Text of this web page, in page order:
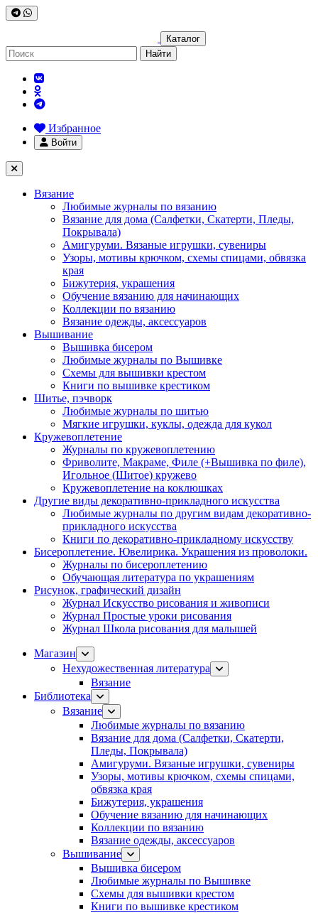
Каталог
Найти
Избранное
Войти
Вязание
Любимые журналы по вязанию
Вязание для дома (Салфетки, Скатерти, Пледы,
Покрывала)
Амигуруми. Вязаные игрушки, сувениры
Узоры, мотивы крючком, схемы спицами, обвязка
края
Бижутерия, украшения
Обучение вязанию для начинающих
Коллекции по вязанию
Вязание одежды, аксессуаров
Вышивание
Вышивка бисером
Любимые журналы по Вышивке
Схемы для вышивки крестом
Книги по вышивке крестиком
Шитье, пэчворк
Любимые журналы по шитью
Мягкие игрушки, куклы, одежда для кукол
Кружевоплетение
Журналы по кружевоплетению
Фриволите, Макраме, Филе (+Вышивка по филе),
Игольное (Шитое) кружево
Кружевоплетение на коклюшках
Другие виды декоративно-прикладного искусства
Любимые журналы по другим видам декоративно-
прикладного искусства
Книги по декоративно-прикладному искусству
Бисероплетение. Ювелирика. Украшения из проволоки.
Журналы по бисероплетению
Обучающая литература по украшениям
Рисунок, графический дизайн
Журнал Искусство рисования и живописи
Журнал Простые уроки рисования
Журнал Школа рисования для малышей
Магазин
Нехудожественная литература
Вязание
Библиотека
Вязание
Любимые журналы по вязанию
Вязание для дома (Салфетки, Скатерти,
Пледы, Покрывала)
Амигуруми. Вязаные игрушки, сувениры
Узоры, мотивы крючком, схемы спицами,
обвязка края
Бижутерия, украшения
Обучение вязанию для начинающих
Коллекции по вязанию
Вязание одежды, аксессуаров
Вышивание
Вышивка бисером
Любимые журналы по Вышивке
Схемы для вышивки крестом
Книги по вышивке крестиком